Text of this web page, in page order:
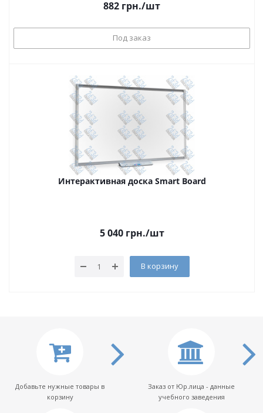
882 грн./шт
Под заказ
Интерактивная доска Smart Board
5 040грн./шт
В корзину
Добавьте нужные товары в
корзину
Заказ от Юр.лица - данные
учебного заведения